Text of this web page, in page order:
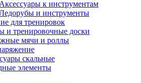
Аксессуары к инструментам
и инструменты
для тренировок
и тренировочные доски
мячи и роллы
скальные
элементы